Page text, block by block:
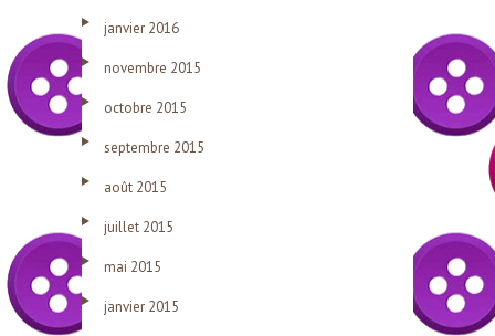
janvier 2016
novembre 2015
octobre 2015
septembre 2015
août 2015
juillet 2015
mai 2015
janvier 2015